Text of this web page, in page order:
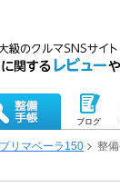
ブログ
プリマベーラ150 整